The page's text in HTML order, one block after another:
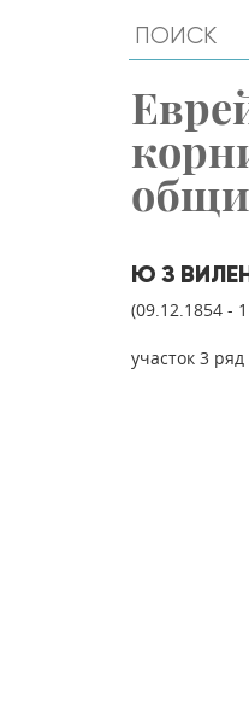
Ю З
(09.12.1854 -
участок 3